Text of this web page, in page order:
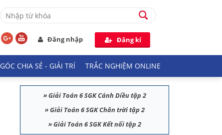
Đăng nhập Đăng kí
GÓC CHIA SẺ - GIẢI TRÍ TRẮC NGHIỆM ONLINE
»Giải Toán 6 SGK Cánh Diều tập 2
»Giải Toán 6 SGK Chân trời tập 2
»Giải Toán 6 SGK Kết nối tập 2